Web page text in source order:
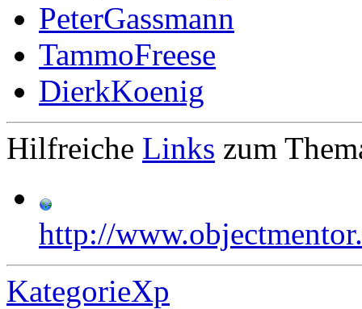
PeterGassmann
TammoFreese
DierkKoenig
Hilfreiche Links zum
http://
KategorieXp